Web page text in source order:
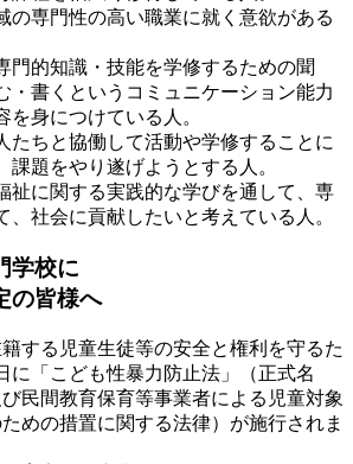
の専門性の高い職業に就く意欲がある
門的知識・技能を学修するための聞
・書くというコミュニケーション能力
を身につけている人。
たちと協働して活動や学修することに
課題をやり遂げようとする人。
祉に関する実践的な学びを通して、専
、社会に貢献したいと考えている人。
学校に
の皆様へ
する児童生徒等の安全と権利を守るた
に「こども性暴力防止法」（正式名
民間教育保育等事業者による児童対象
めの措置に関する法律）が施行されま